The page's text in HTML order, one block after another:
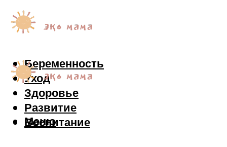
Беременность
Уход
Здоровье
Развитие
Воспитание
Меню